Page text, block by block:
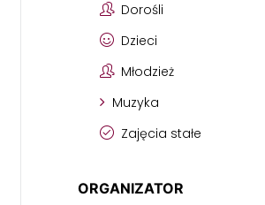
Dorośli
Dzieci
Młodzież
Muzyka
Zajęcia stałe
ORGANIZATOR